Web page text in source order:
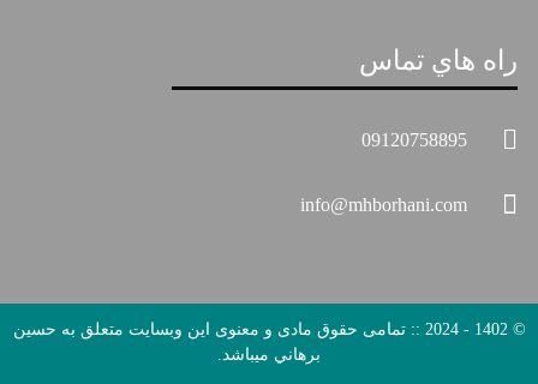
راه هاي تماس
09120758895
info@mhborhani.com
© 1402 - 2024 :: تمامی حقوق مادی و معنوی این وبسایت متعلق به حسين
برهاني میباشد.